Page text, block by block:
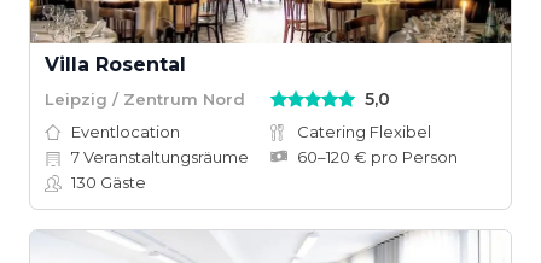
Villa Rosental
Leipzig / Zentrum Nord 5,0
Eventlocation
Catering Flexibel
7Veranstaltungsräume
60–120 € pro Person
130 Gäste